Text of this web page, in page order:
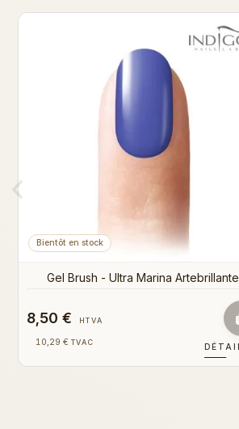
Gel Brush - Bella Armata
8,50 € HTVA
10,29 € TVAC